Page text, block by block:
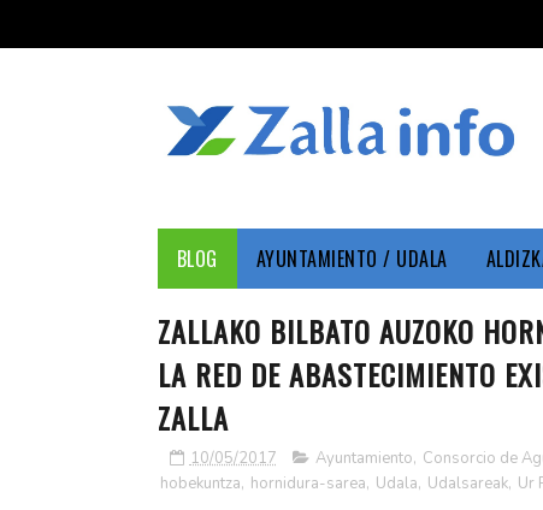
BLOG AYUNTAMIENTO / UDALA
ZALLAKO BILBATO AUZOKO
LA RED DE ABASTECIMIENTO
ZALLA
10/05/2017 Ayuntamiento, Consorcio de
hobekuntza, hornidura-sarea, Udala, Udalsareak, Ur